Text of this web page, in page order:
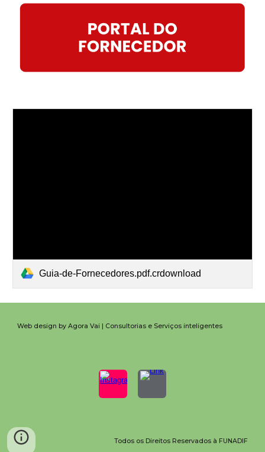
Guia-de-Fornecedores.pdf.crdownload
Web design by Agora Vai | Consultorias e Serviços inteligentes
Todos os Direitos Reservados à FUNADIF